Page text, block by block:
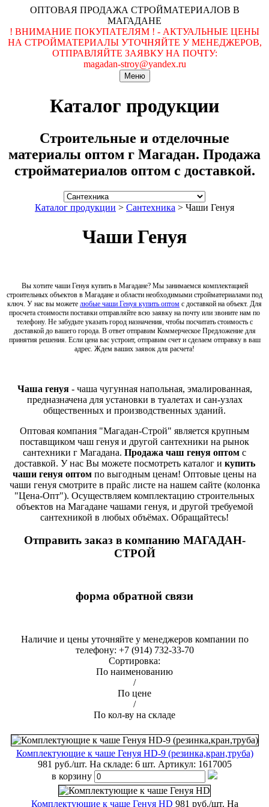
ОПТОВАЯ ПРОДАЖА СТРОЙМАТЕРИАЛОВ В
МАГАДАНЕ
! ВНИМАНИЕ ПОКУПАТЕЛЯМ ! - АКТУАЛЬНЫЕ ЦЕНЫ
НА СТРОЙМАТЕРИАЛЫ УТОЧНЯЙТЕ У МЕНЕДЖЕРОВ,
ОТПРАВЛЯЙТЕ ЗАЯВКУ НА ПОЧТУ:
magadan-stroy@yandex.ru
Меню
Каталог продукции
Строительные и отделочные
материалы оптом г Магадан. Продажа
стройматериалов оптом с доставкой.
Каталог продукции > Сантехника > Чаши Генуя
Чаши Генуя
Вы хотите чаши Генуя купить в Магадане? Мы занимаемся комплектацией
строительных объектов в Магадане и области необходимыми стройматериалами под
ключ. У нас вы можете любые чаши Генуя купить оптом с доставкой на объект. Для
просчета стоимости поставки отправляйте всю заявку на почту или звоните нам по
телефону. Не забудьте указать город назначения, чтобы посчитать стоимость с
доставкой до вашего города. В ответ отправим Коммерческое Предложение для
принятия решения. Если цена вас устроит, отправим счет и сделаем отправку в ваш
адрес. Ждем ваших заявок для расчета!
Чаша генуя- чаша чугунная напольная, эмалированная,
предназначена для установки в туалетах и сан-узлах
общественных и производственных зданий.
Оптовая компания "Магадан-Строй" является крупным
поставщиком чаш генуя и другой сантехники на рынок
сантехники г Магадана. Продажа чаш генуя оптом с
доставкой. У нас Вы можете посмотреть каталог и купить
чаши генуя оптом по выгодным ценам! Оптовые цены на
чаши генуя смотрите в прайс листе на нашем сайте (колонка
"Цена-Опт"). Осуществляем комплектацию строительных
объектов на Магадане чашами генуя, и другой требуемой
сантехникой в любых объёмах. Обращайтесь!
Отправить заказ в компанию МАГАДАН-
СТРОЙ
форма обратной связи
Наличие и цены уточняйте у менеджеров компании по
телефону: +7 (914) 732-33-70
Сортировка:
По наименованию
/
По цене
/
По кол-ву на складе
Комплектующие к чаше Генуя HD-9 (резинка,кран,труба)
981 руб./шт. На складе: 6 шт. Артикул: 1617005
в корзину
Комплектующие к чаше Генуя HD 981 руб./шт. На